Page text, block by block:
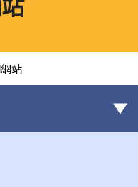
站
的法律含義有甚